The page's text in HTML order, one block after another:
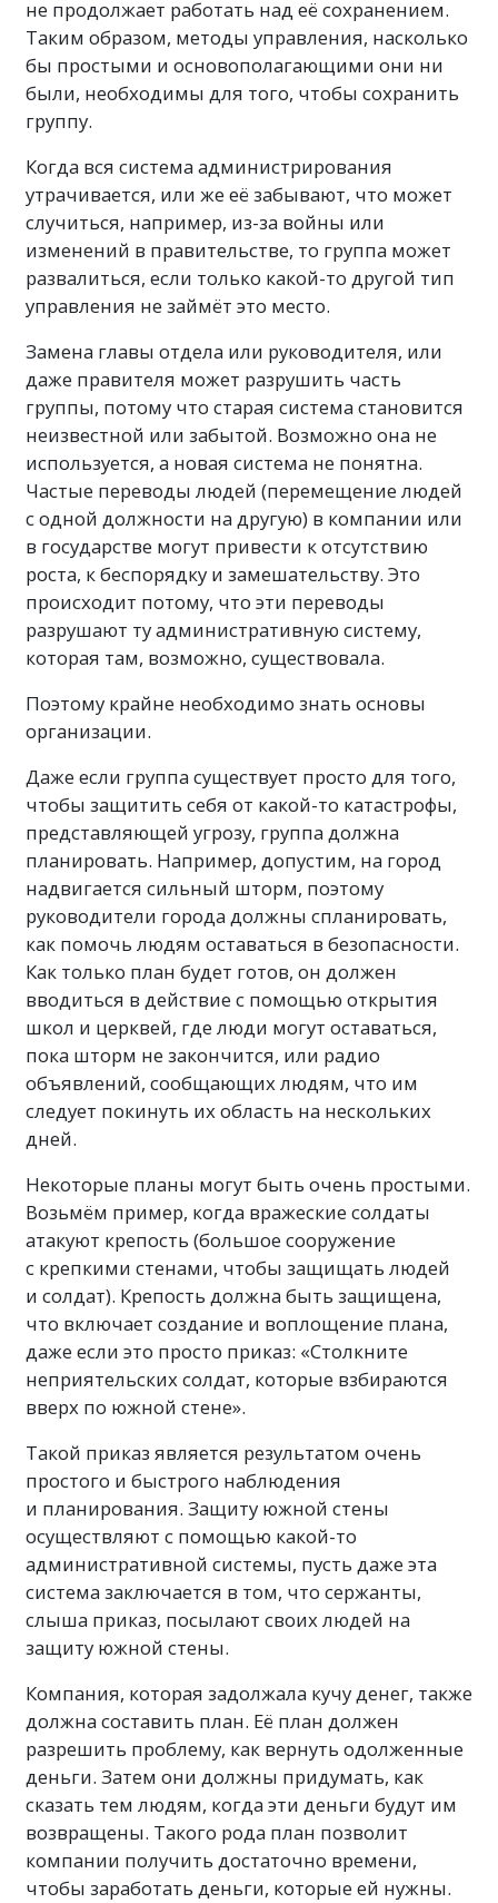
не продолжает работать над её сохранением.
Таким образом, методы управления, насколько
бы простыми и основополагающими они ни
были, необходимы для того, чтобы сохранить
группу.
Когда вся система администрирования
утрачивается, или же её забывают, что может
случиться, например, из-за войны или
изменений в правительстве, то группа может
развалиться, если только какой-то другой тип
управления не займёт это место.
Замена главы отдела или руководителя, или
даже правителя может разрушить часть
группы, потому что старая система становится
неизвестной или забытой. Возможно она не
используется, а новая система не понятна.
Частые переводы людей (перемещение людей
с одной должности на другую) в компании или
в государстве могут привести к отсутствию
роста, к беспорядку и замешательству. Это
происходит потому, что эти переводы
разрушают ту административную систему,
которая там, возможно, существовала.
Поэтому крайне необходимо знать основы
организации.
Даже если группа существует просто для того,
чтобы защитить себя от какой-то катастрофы,
представляющей угрозу, группа должна
планировать. Например, допустим, на город
надвигается сильный шторм, поэтому
руководители города должны спланировать,
как помочь людям оставаться в безопасности.
Как только план будет готов, он должен
вводиться в действие с помощью открытия
школ и церквей, где люди могут оставаться,
пока шторм не закончится, или радио
объявлений, сообщающих людям, что им
следует покинуть их область на нескольких
дней.
Некоторые планы могут быть очень простыми.
Возьмём пример, когда вражеские солдаты
атакуют крепость (большое сооружение
с крепкими стенами, чтобы защищать людей
и солдат). Крепость должна быть защищена,
что включает создание и воплощение плана,
даже если это просто приказ: «Столкните
неприятельских солдат, которые взбираются
вверх по южной стене».
Такой приказ является результатом очень
простого и быстрого наблюдения
и планирования. Защиту южной стены
осуществляют с помощью какой-то
административной системы, пусть даже эта
система заключается в том, что сержанты,
слыша приказ, посылают своих людей на
защиту южной стены.
Компания, которая задолжала кучу денег, также
должна составить план. Её план должен
разрешить проблему, как вернуть одолженные
деньги. Затем они должны придумать, как
сказать тем людям, когда эти деньги будут им
возвращены. Такого рода план позволит
компании получить достаточно времени,
чтобы заработать деньги, которые ей нужны.